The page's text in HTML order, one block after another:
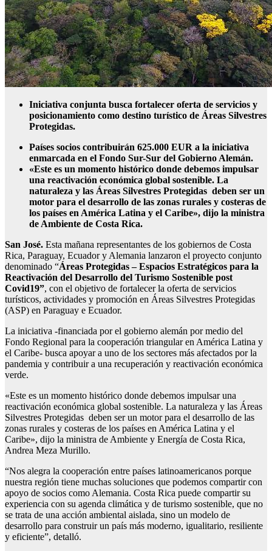
Iniciativa conjunta busca fortalecer oferta de servicios y
posicionamiento como destino turístico de Áreas Silvestres
Protegidas.
Países socios contribuirán 625.000 EUR a la iniciativa
enmarcada en el Fondo Sur-Sur del Gobierno Alemán.
«Este es un momento histórico donde debemos impulsar
una reactivación económica global sostenible. La
naturaleza y las Áreas Silvestres Protegidas deben ser un
motor para el desarrollo de las zonas rurales y costeras de
los países en América Latina y el Caribe», dijo la ministra
de Ambiente de Costa Rica.
San José. Esta mañana representantes de los gobiernos de Costa
Rica, Paraguay, Ecuador y Alemania lanzaron el proyecto conjunto
denominado “Áreas Protegidas – Espacios Estratégicos para la
Reactivación del Desarrollo del Turismo Sostenible post
Covid19”, con el objetivo de fortalecer la oferta de servicios
turísticos, actividades y promoción en Áreas Silvestres Protegidas
(ASP) en Paraguay e Ecuador.
La iniciativa -financiada por el gobierno alemán por medio del
Fondo Regional para la cooperación triangular en América Latina y
el Caribe- busca apoyar a uno de los sectores más afectados por la
pandemia y contribuir a una recuperación y reactivación económica
verde.
«Este es un momento histórico donde debemos impulsar una
reactivación económica global sostenible. La naturaleza y las Áreas
Silvestres Protegidas deben ser un motor para el desarrollo de las
zonas rurales y costeras de los países en América Latina y el
Caribe», dijo la ministra de Ambiente y Energía de Costa Rica,
Andrea Meza Murillo.
“Nos alegra la cooperación entre países latinoamericanos porque
nuestra región tiene muchas soluciones que podemos compartir con
apoyo de socios como Alemania. Costa Rica puede compartir su
experiencia con su agenda climática y de turismo sostenible, que no
se trata de una acción ambiental aislada, sino un modelo de
desarrollo para construir un país más moderno, igualitario, resiliente
y eficiente”, detalló.